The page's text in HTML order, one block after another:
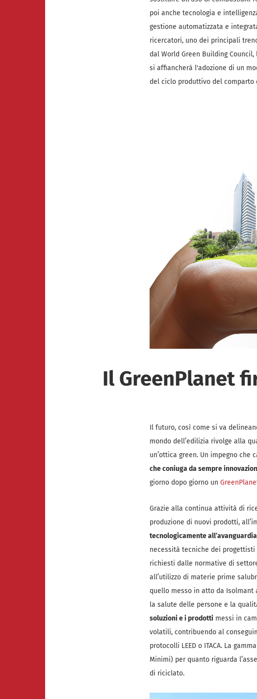
poi anche tecnologia e
gestione automatizzata e
ricercatori, uno dei principali
dal World Green Building
si affiancherà l'adozione di un
del ciclo produttivo del comparto
Il GreenPlanet
Il futuro, così come si va
mondo dell’edilizia rivolge alla
un’ottica green. Un impegno che
che coniuga da sempre
giorno dopo giorno un
Grazie alla continua attività di
produzione di nuovi prodotti,
tecnologicamente all’avanguardia
necessità tecniche dei
richiesti dalle normative di
all’utilizzo di materie prime
quello messo in atto da Isolmant
la salute delle persone e la
soluzioni e i prodotti messi in
volatili, contribuendo al
protocolli LEED o ITACA. La
Minimi) per quanto riguarda
di riciclato.